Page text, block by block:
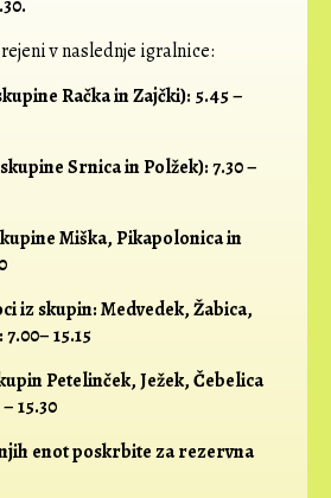
v naslednje igralnice:
Račka in Zajčki): 5.45 –
Srnica in Polžek):7.30 –
Miška, Pikapolonica in
iz skupin: Medvedek, Žabica,
7.00– 15.15
Petelinček, Ježek, Čebelica
15.30
enot poskrbite za rezervna